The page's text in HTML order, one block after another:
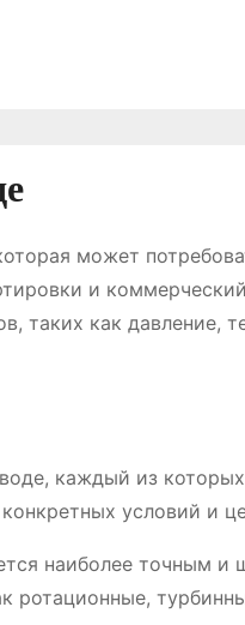
может
и
таких как давление,
каждый из
условий и
наиболее точным и
ротационные,